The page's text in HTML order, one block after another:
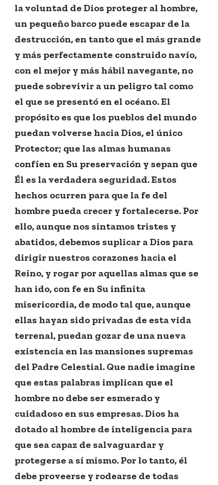
la voluntad de Dios proteger al hombre,
un pequeño barco puede escapar de la
destrucción, en tanto que el más grande
y más perfectamente construido navío,
con el mejor y más hábil navegante, no
puede sobrevivir a un peligro tal como
el que se presentó en el océano. El
propósito es que los pueblos del mundo
puedan volverse hacia Dios, el único
Protector; que las almas humanas
confíen en Su preservación y sepan que
Él es la verdadera seguridad. Estos
hechos ocurren para que la fe del
hombre pueda crecer y fortalecerse. Por
ello, aunque nos sintamos tristes y
abatidos, debemos suplicar a Dios para
dirigir nuestros corazones hacia el
Reino, y rogar por aquellas almas que se
han ido, con fe en Su infinita
misericordia, de modo tal que, aunque
ellas hayan sido privadas de esta vida
terrenal, puedan gozar de una nueva
existencia en las mansiones supremas
del Padre Celestial. Que nadie imagine
que estas palabras implican que el
hombre no debe ser esmerado y
cuidadoso en sus empresas. Dios ha
dotado al hombre de inteligencia para
que sea capaz de salvaguardar y
protegerse a sí mismo. Por lo tanto, él
debe proveerse y rodearse de todas